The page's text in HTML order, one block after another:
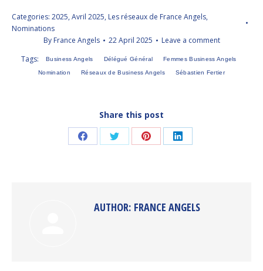
Categories: 2025, Avril 2025, Les réseaux de France Angels,
Nominations
By France Angels 22 April 2025
Leave a comment
Tags:
Business Angels Délégué Général Femmes Business Angels
Nomination Réseaux de Business Angels Sébastien Fertier
Share this post
Share Share Share Share
AUTHOR: FRANCE ANGELS